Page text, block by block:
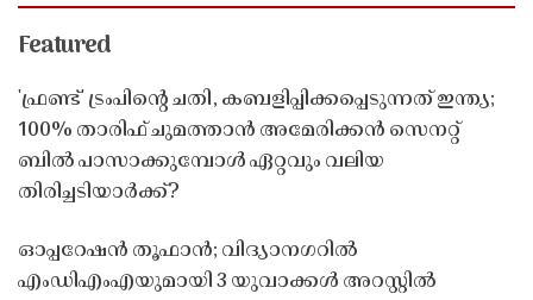
Featured
'ഫ്രണ്ട്' ട്രംപിന്റെ ചതി, കബളിപ്പിക്കപ്പെടുന്നത് ഇന്ത്യ;
100% താരിഫ് ചുമത്താൻ അമേരിക്കൻ സെനറ്റ്
ബിൽ പാസാക്കുമ്പോൾ ഏറ്റവും വലിയ
തിരിച്ചടിയാർക്ക്?
ഓപ്പറേഷൻ തൂഫാൻ; വിദ്യാനഗറിൽ
എംഡിഎംഎയുമായി 3 യുവാക്കൾ അറസ്റ്റിൽ